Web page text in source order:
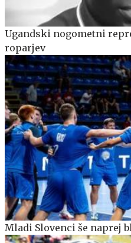
Ugandski nogometni
roparjev
Mladi Slovenci še naprej